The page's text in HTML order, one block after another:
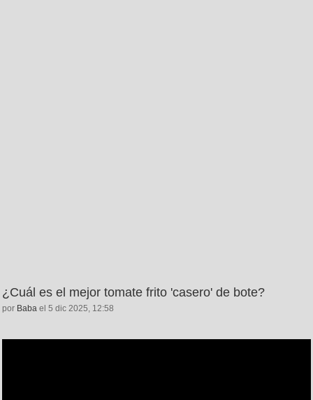
¿Cuál es el mejor tomate frito 'casero' de bote?
por Baba el 5 dic 2025, 12:58